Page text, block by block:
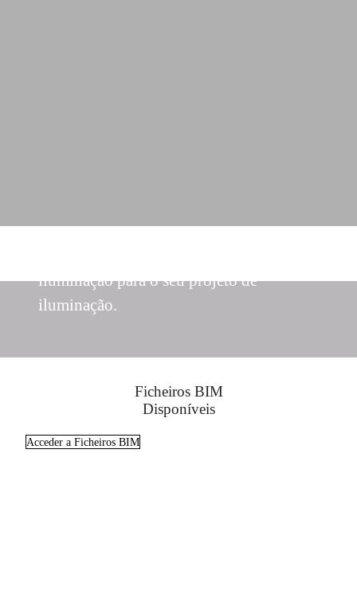
iluminação para o seu projeto de
iluminação.
Ficheiros BIM
Disponíveis
Acceder a Ficheiros BIM